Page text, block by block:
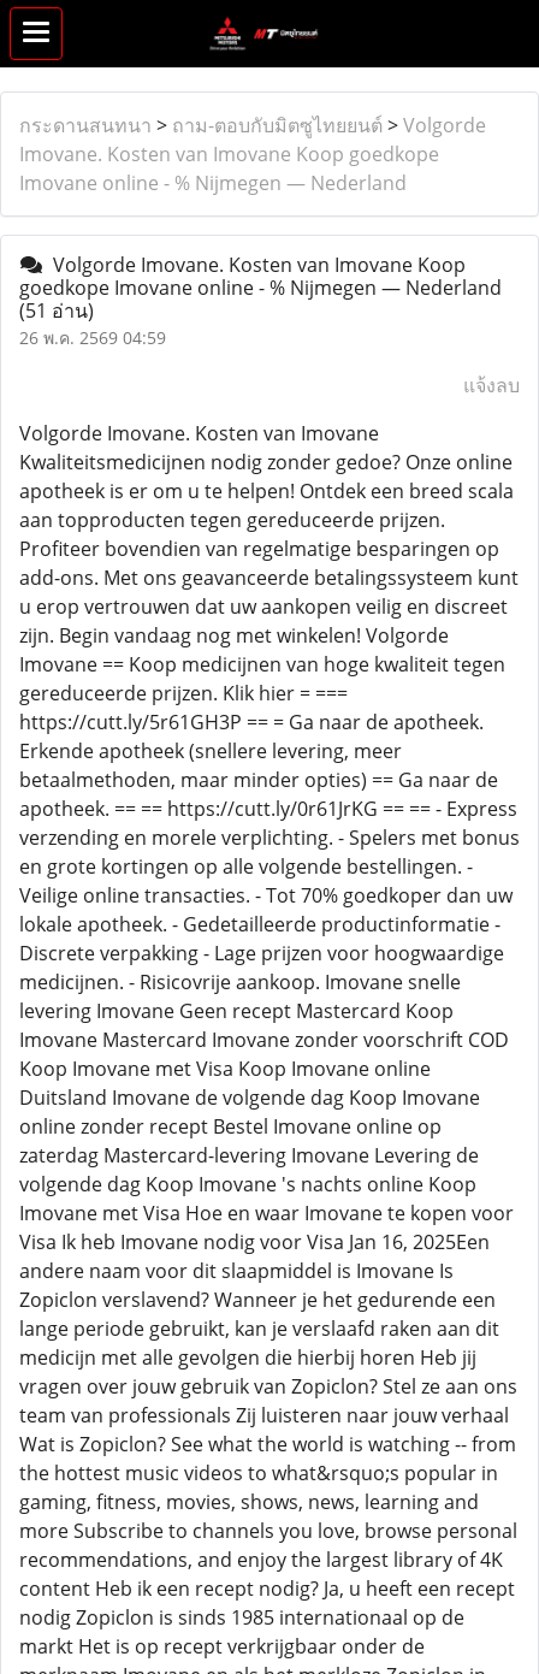
กระดานสนทนา > ถาม-ตอบกับมิตซูไทยยนต์ >Volgorde
Imovane. Kosten van Imovane Koop goedkope
Imovane online - % Nijmegen — Nederland
Volgorde Imovane. Kosten van Imovane Koop
goedkope Imovane online - % Nijmegen — Nederland
(51 อ่าน)
26 พ.ค. 2569 04:59
แจ้งลบ
Volgorde Imovane. Kosten van Imovane
Kwaliteitsmedicijnen nodig zonder gedoe? Onze online
apotheek is er om u te helpen! Ontdek een breed scala
aan topproducten tegen gereduceerde prijzen.
Profiteer bovendien van regelmatige besparingen op
add-ons. Met ons geavanceerde betalingssysteem kunt
u erop vertrouwen dat uw aankopen veilig en discreet
zijn. Begin vandaag nog met winkelen! Volgorde
Imovane == Koop medicijnen van hoge kwaliteit tegen
gereduceerde prijzen. Klik hier = ===
https://cutt.ly/5r61GH3P == = Ga naar de apotheek.
Erkende apotheek (snellere levering, meer
betaalmethoden, maar minder opties) == Ga naar de
apotheek. == == https://cutt.ly/0r61JrKG == == - Express
verzending en morele verplichting. - Spelers met bonus
en grote kortingen op alle volgende bestellingen. -
Veilige online transacties. - Tot 70% goedkoper dan uw
lokale apotheek. - Gedetailleerde productinformatie -
Discrete verpakking - Lage prijzen voor hoogwaardige
medicijnen. - Risicovrije aankoop. Imovane snelle
levering Imovane Geen recept Mastercard Koop
Imovane Mastercard Imovane zonder voorschrift COD
Koop Imovane met Visa Koop Imovane online
Duitsland Imovane de volgende dag Koop Imovane
online zonder recept Bestel Imovane online op
zaterdag Mastercard-levering Imovane Levering de
volgende dag Koop Imovane 's nachts online Koop
Imovane met Visa Hoe en waar Imovane te kopen voor
Visa Ik heb Imovane nodig voor Visa Jan 16, 2025Een
andere naam voor dit slaapmiddel is Imovane Is
Zopiclon verslavend? Wanneer je het gedurende een
lange periode gebruikt, kan je verslaafd raken aan dit
medicijn met alle gevolgen die hierbij horen Heb jij
vragen over jouw gebruik van Zopiclon? Stel ze aan ons
team van professionals Zij luisteren naar jouw verhaal
Wat is Zopiclon? See what the world is watching -- from
the hottest music videos to what&rsquo;s popular in
gaming, fitness, movies, shows, news, learning and
more Subscribe to channels you love, browse personal
recommendations, and enjoy the largest library of 4K
content Heb ik een recept nodig? Ja, u heeft een recept
nodig Zopiclon is sinds 1985 internationaal op de
markt Het is op recept verkrijgbaar onder de